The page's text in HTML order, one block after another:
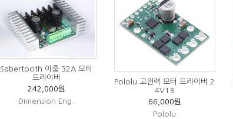
Sabertooth 이중 32A 모터
드라이버
242,000원
Dimension Eng.
Pololu 고전력 모터 드라이버 2
4V13
66,000원
Pololu